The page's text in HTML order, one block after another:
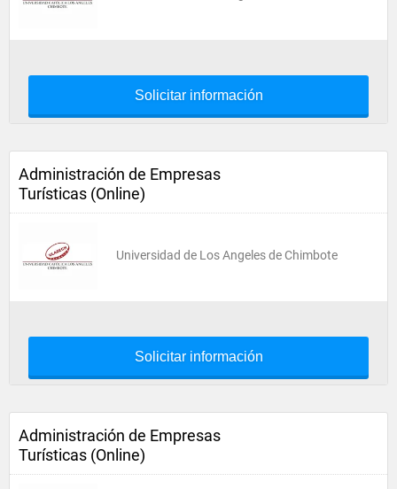
Solicitar información
Administración de Empresas
Turísticas (Online)
Universidad de Los Angeles de Chimbote
Solicitar información
Administración de Empresas
Turísticas (Online)